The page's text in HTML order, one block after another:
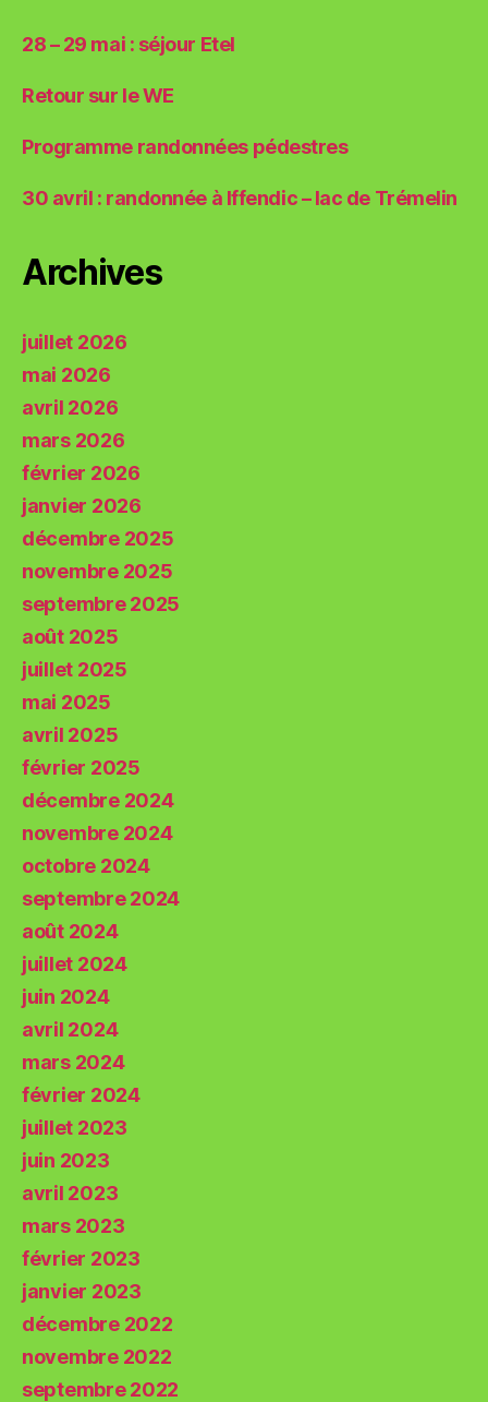
28 – 29 mai : séjour Etel
Retour sur le WE
Programme randonnées pédestres
30 avril : randonnée à Iffendic – lac de Trémelin
Archives
juillet 2026
mai 2026
avril 2026
mars 2026
février 2026
janvier 2026
décembre 2025
novembre 2025
septembre 2025
août 2025
juillet 2025
mai 2025
avril 2025
février 2025
décembre 2024
novembre 2024
octobre 2024
septembre 2024
août 2024
juillet 2024
juin 2024
avril 2024
mars 2024
février 2024
juillet 2023
juin 2023
avril 2023
mars 2023
février 2023
janvier 2023
décembre 2022
novembre 2022
septembre 2022